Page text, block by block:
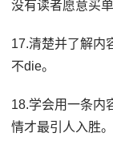
没有读者愿意买单
17.清楚并了解内
不die。
18.学会用一条内
情才最引人入胜。